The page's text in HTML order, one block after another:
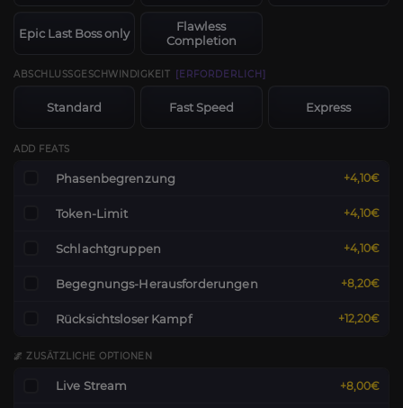
Epic Last Boss only
Flawless
Completion
ABSCHLUSSGESCHWINDIGKEIT [ERFORDERLICH]
Standard Fast Speed Express
ADD FEATS
Phasenbegrenzung +4,10€
Token-Limit +4,10€
Schlachtgruppen +4,10€
Begegnungs-Herausforderungen +8,20€
Rücksichtsloser Kampf +12,20€
🌌 ZUSÄTZLICHE OPTIONEN
Live Stream +8,00€